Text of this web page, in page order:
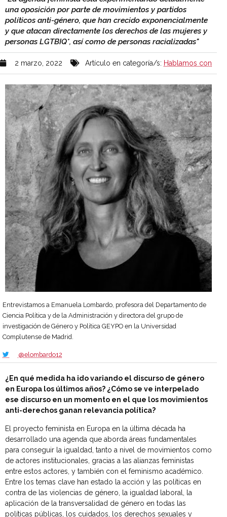
una oposición por parte de movimientos y partidos
políticos anti-género, que han crecido exponencialmente
y que atacan directamente los derechos de las mujeres y
personas LGTBIQ*, así como de personas racializadas"
2 marzo, 2022 Artículo en categoría/s: Hablamos con
Entrevistamos a Emanuela Lombardo, profesora del Departamento de
Ciencia Política y de la Administración y directora del grupo de
investigación de Género y Política GEYPO en la Universidad
Complutense de Madrid.
@elombardo12
¿En qué medida ha ido variando el discurso de género
en Europa los últimos años? ¿Cómo se ve interpelado
ese discurso en un momento en el que los movimientos
anti-derechos ganan relevancia política?
El proyecto feminista en Europa en la última década ha
desarrollado una agenda que aborda áreas fundamentales
para conseguir la igualdad, tanto a nivel de movimientos como
de actores institucionales, gracias a las alianzas feministas
entre estos actores, y también con el feminismo académico.
Entre los temas clave han estado la acción y las políticas en
contra de las violencias de género, la igualdad laboral, la
aplicación de la transversalidad de género en todas las
políticas públicas, los cuidados, los derechos sexuales y